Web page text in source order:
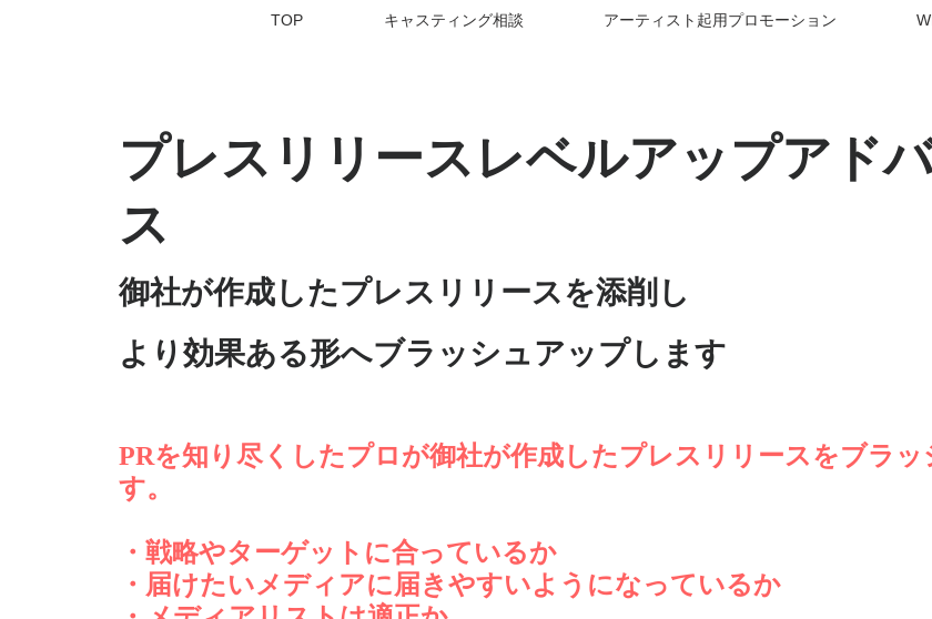
TOP キャスティング相談 アーティスト起用プロモーション
プレスリリースレベルアップアド
ス
御社が作成したプレスリリースを添削し
​より効果ある形へブラッシュアップします
PRを知り尽くしたプロが御社が作成したプレスリリースをブラッ
す。
・戦略やターゲットに合っているか
・届けたいメディアに届きやすいようになっているか